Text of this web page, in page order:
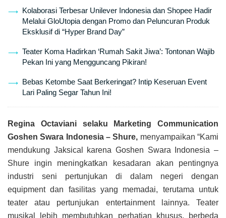
Kolaborasi Terbesar Unilever Indonesia dan Shopee Hadir
Melalui GloUtopia dengan Promo dan Peluncuran Produk
Eksklusif di “Hyper Brand Day”
Teater Koma Hadirkan ‘Rumah Sakit Jiwa’: Tontonan Wajib
Pekan Ini yang Mengguncang Pikiran!
Bebas Ketombe Saat Berkeringat? Intip Keseruan Event
Lari Paling Segar Tahun Ini!
Regina Octaviani selaku Marketing Communication
Goshen Swara Indonesia – Shure, menyampaikan “Kami
mendukung Jaksical karena Goshen Swara Indonesia –
Shure ingin meningkatkan kesadaran akan pentingnya
industri seni pertunjukan di dalam negeri dengan
equipment dan fasilitas yang memadai, terutama untuk
teater atau pertunjukan entertainment lainnya. Teater
musikal lebih membutuhkan perhatian khusus, berbeda